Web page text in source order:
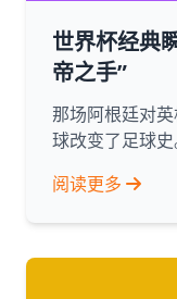
世界杯经典
帝之手”
那场阿根廷对
球改变了足球史
阅读更多